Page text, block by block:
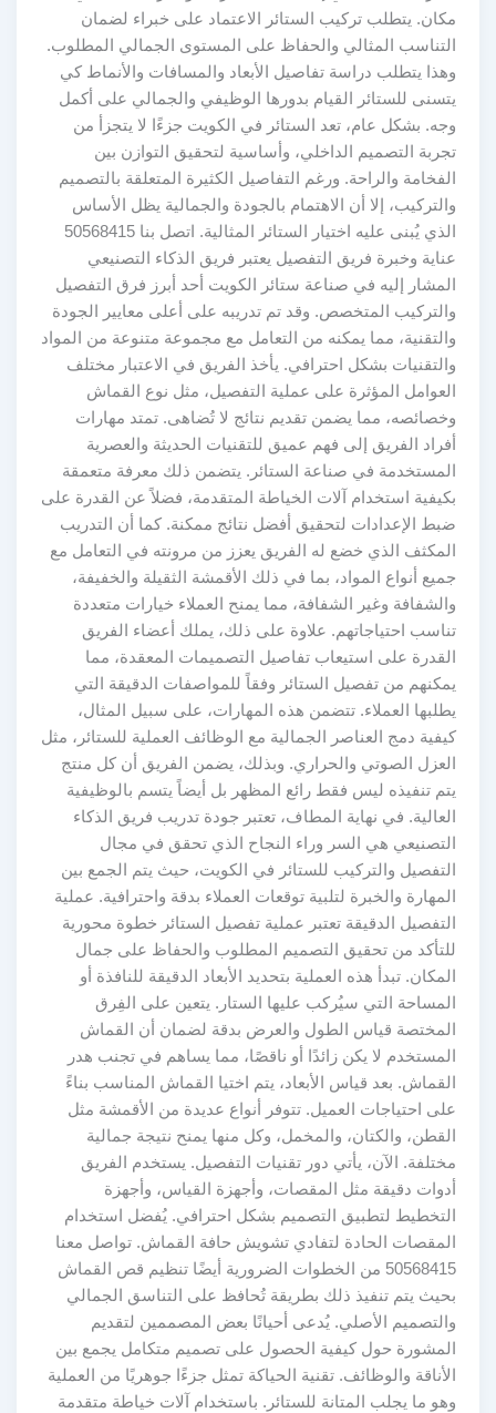
مكان. يتطلب تركيب الستائر الاعتماد على خبراء لضمان
التناسب المثالي والحفاظ على المستوى الجمالي المطلوب.
وهذا يتطلب دراسة تفاصيل الأبعاد والمسافات والأنماط كي
يتسنى للستائر القيام بدورها الوظيفي والجمالي على أكمل
وجه. بشكل عام، تعد الستائر في الكويت جزءًا لا يتجزأ من
تجربة التصميم الداخلي، وأساسية لتحقيق التوازن بين
الفخامة والراحة. ورغم التفاصيل الكثيرة المتعلقة بالتصميم
والتركيب، إلا أن الاهتمام بالجودة والجمالية يظل الأساس
الذي يُبنى عليه اختيار الستائر المثالية. اتصل بنا 50568415
عناية وخبرة فريق التفصيل يعتبر فريق الذكاء التصنيعي
المشار إليه في صناعة ستائر الكويت أحد أبرز فرق التفصيل
والتركيب المتخصص. وقد تم تدريبه على أعلى معايير الجودة
والتقنية، مما يمكنه من التعامل مع مجموعة متنوعة من المواد
والتقنيات بشكل احترافي. يأخذ الفريق في الاعتبار مختلف
العوامل المؤثرة على عملية التفصيل، مثل نوع القماش
وخصائصه، مما يضمن تقديم نتائج لا تُضاهى. تمتد مهارات
أفراد الفريق إلى فهم عميق للتقنيات الحديثة والعصرية
المستخدمة في صناعة الستائر. يتضمن ذلك معرفة متعمقة
بكيفية استخدام آلات الخياطة المتقدمة، فضلاً عن القدرة على
ضبط الإعدادات لتحقيق أفضل نتائج ممكنة. كما أن التدريب
المكثف الذي خضع له الفريق يعزز من مرونته في التعامل مع
جميع أنواع المواد، بما في ذلك الأقمشة الثقيلة والخفيفة،
والشفافة وغير الشفافة، مما يمنح العملاء خيارات متعددة
تناسب احتياجاتهم. علاوة على ذلك، يملك أعضاء الفريق
القدرة على استيعاب تفاصيل التصميمات المعقدة، مما
يمكنهم من تفصيل الستائر وفقاً للمواصفات الدقيقة التي
يطلبها العملاء. تتضمن هذه المهارات، على سبيل المثال،
كيفية دمج العناصر الجمالية مع الوظائف العملية للستائر، مثل
العزل الصوتي والحراري. وبذلك، يضمن الفريق أن كل منتج
يتم تنفيذه ليس فقط رائع المظهر بل أيضاً يتسم بالوظيفية
العالية. في نهاية المطاف، تعتبر جودة تدريب فريق الذكاء
التصنيعي هي السر وراء النجاح الذي تحقق في مجال
التفصيل والتركيب للستائر في الكويت، حيث يتم الجمع بين
المهارة والخبرة لتلبية توقعات العملاء بدقة واحترافية. عملية
التفصيل الدقيقة تعتبر عملية تفصيل الستائر خطوة محورية
للتأكد من تحقيق التصميم المطلوب والحفاظ على جمال
المكان. تبدأ هذه العملية بتحديد الأبعاد الدقيقة للنافذة أو
المساحة التي سيُركب عليها الستار. يتعين على الفِرق
المختصة قياس الطول والعرض بدقة لضمان أن القماش
المستخدم لا يكن زائدًا أو ناقصًا، مما يساهم في تجنب هدر
القماش. بعد قياس الأبعاد، يتم اختيا القماش المناسب بناءً
على احتياجات العميل. تتوفر أنواع عديدة من الأقمشة مثل
القطن، والكتان، والمخمل، وكل منها يمنح نتيجة جمالية
مختلفة. الآن، يأتي دور تقنيات التفصيل. يستخدم الفريق
أدوات دقيقة مثل المقصات، وأجهزة القياس، وأجهزة
التخطيط لتطبيق التصميم بشكل احترافي. يُفضل استخدام
المقصات الحادة لتفادي تشويش حافة القماش. تواصل معنا
50568415 من الخطوات الضرورية أيضًا تنظيم قص القماش
بحيث يتم تنفيذ ذلك بطريقة تُحافظ على التناسق الجمالي
والتصميم الأصلي. يُدعى أحيانًا بعض المصممين لتقديم
المشورة حول كيفية الحصول على تصميم متكامل يجمع بين
الأناقة والوظائف. تقنية الحياكة تمثل جزءًا جوهريًا من العملية
وهو ما يجلب المتانة للستائر. باستخدام آلات خياطة متقدمة